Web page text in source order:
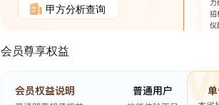
甲方分析查询
会员尊享权益